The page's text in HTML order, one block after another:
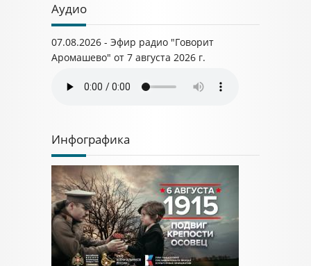
Аудио
07.08.2026 - Эфир радио "Говорит
Аромашево" от 7 августа 2026 г.
Инфографика